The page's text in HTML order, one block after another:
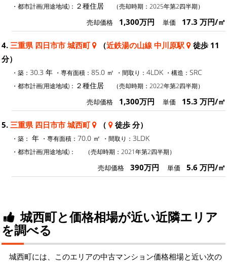
・都市計画(用途地域)： ２種住居 （売却時期：2025年第2四半期）
売却価格 1,300万円 単価 17.3 万円/㎡
4. 三重県 四日市市 城西町 （近鉄湯の山線 中川原駅
徒歩 11
分）
・築： 30.3 年 ・専有面積： 85.0 ㎡ ・間取り： 4LDK ・構造： SRC
・都市計画(用途地域)： ２種住居 （売却時期：2022年第2四半期）
売却価格 1,300万円 単価 15.3 万円/㎡
5. 三重県 四日市市 城西町 （ 徒歩 分）
・築： 年 ・専有面積： 70.0 ㎡ ・間取り： 3LDK
・都市計画(用途地域)： （売却時期：2021年第2四半期）
売却価格 390万円 単価 5.6 万円/㎡
城西町と価格相場が近い近隣エリア
を調べる
城西町には、このエリアの中古マンション価格相場と近い次の